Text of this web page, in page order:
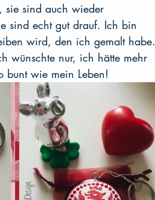
sie sind auch wieder
sind echt gut drauf. Ich bin
wird, den ich gemalt habe.
wünschte nur, ich hätte mehr
bunt wie mein Leben!